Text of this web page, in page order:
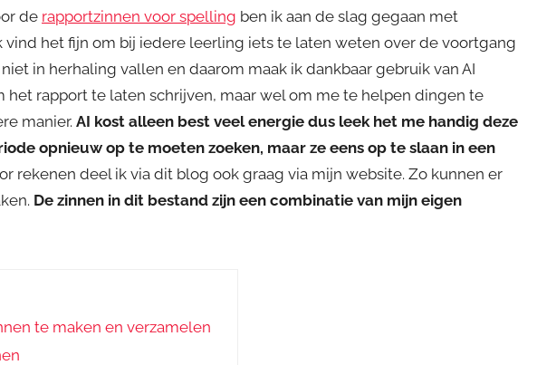
de rapportzinnen voor spelling ben ik aan de slag gegaan met
vind het fijn om bij iedere leerling iets te laten weten over de voortgang
in herhaling vallen en daarom maak ik dankbaar gebruik van AI
het rapport te laten schrijven, maar wel om me te helpen dingen te
manier. AI kost alleen best veel energie dus leek het me handig deze
opnieuw op te moeten zoeken, maar ze eens op te slaan in een
rekenen deel ik via dit blog ook graag via mijn website. Zo kunnen er
De zinnen in dit bestand zijn een combinatie van mijn eigen
te maken en verzamelen